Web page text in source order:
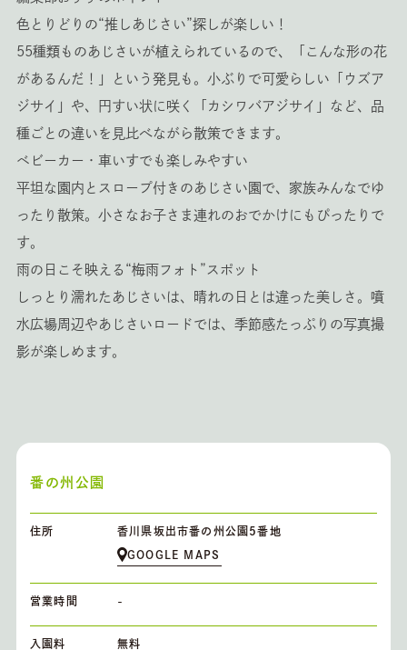
色とりどりの“推しあじさい”探しが楽しい！
55種類ものあじさいが植えられているので、「こんな形の花
があるんだ！」という発見も。小ぶりで可愛らしい「ウズア
ジサイ」や、円すい状に咲く「カシワバアジサイ」など、品
種ごとの違いを見比べながら散策できます。
ベビーカー・車いすでも楽しみやすい
平坦な園内とスロープ付きのあじさい園で、家族みんなでゆ
ったり散策。小さなお子さま連れのおでかけにもぴったりで
す。
雨の日こそ映える“梅雨フォト”スポット
しっとり濡れたあじさいは、晴れの日とは違った美しさ。噴
水広場周辺やあじさいロードでは、季節感たっぷりの写真撮
影が楽しめます。
番の州公園
住所 香川県坂出市番の州公園5番地
GOOGLE MAPS
営業時間 -
入園料 無料